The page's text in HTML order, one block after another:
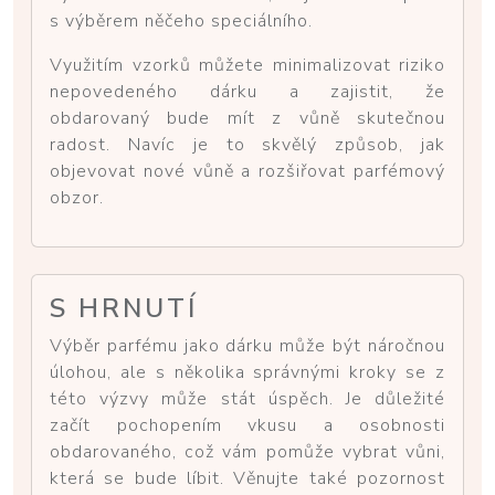
s výběrem něčeho speciálního.
Využitím vzorků můžete minimalizovat riziko
nepovedeného dárku a zajistit, že
obdarovaný bude mít z vůně skutečnou
radost. Navíc je to skvělý způsob, jak
objevovat nové vůně a rozšiřovat parfémový
obzor.
S HRNUTÍ
Výběr parfému jako dárku může být náročnou
úlohou, ale s několika správnými kroky se z
této výzvy může stát úspěch. Je důležité
začít pochopením vkusu a osobnosti
obdarovaného, což vám pomůže vybrat vůni,
která se bude líbit. Věnujte také pozornost